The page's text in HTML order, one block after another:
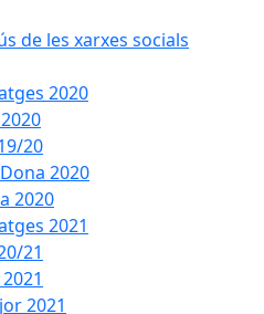
de les xarxes socials
2020
20
2020
2020
2021
21
2021